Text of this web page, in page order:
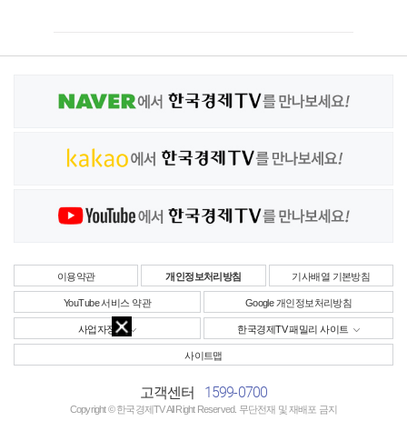
이용약관 개인정보처리방침 기사배열 기본방침
YouTube 서비스 약관 Google 개인정보처리방침
사업자정보 한국경제TV 패밀리 사이트
사이트맵
고객센터 1599-0700
Copyright © 한국경제TV All Right Reserved. 무단전재 및 재배포 금지